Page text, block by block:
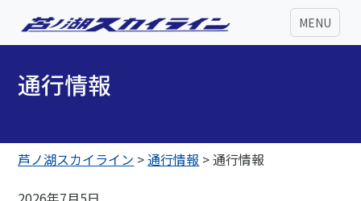
MENU
通行情報
芦ノ湖スカイライン >通行情報 >通行情報